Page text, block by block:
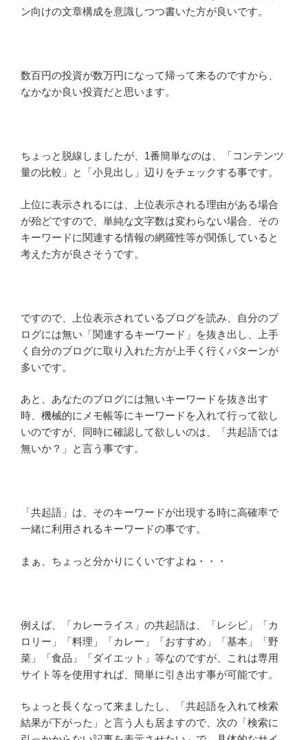
ン向けの文章構成を意識しつつ書いた方が良いです。
数百円の投資が数万円になって帰って来るのですから、
なかなか良い投資だと思います。
ちょっと脱線しましたが、1番簡単なのは、「コンテンツ
量の比較」と「小見出し」辺りをチェックする事です。
上位に表示されるには、上位表示される理由がある場合
が殆どですので、単純な文字数は変わらない場合、その
キーワードに関連する情報の網羅性等が関係していると
考えた方が良さそうです。
ですので、上位表示されているブログを読み、自分のブ
ログには無い「関連するキーワード」を抜き出し、上手
く自分のブログに取り入れた方が上手く行くパターンが
多いです。
あと、あなたのブログには無いキーワードを抜き出す
時、機械的にメモ帳等にキーワードを入れて行って欲し
いのですが、同時に確認して欲しいのは、「共起語では
無いか？」と言う事です。
「共起語」は、そのキーワードが出現する時に高確率で
一緒に利用されるキーワードの事です。
まぁ、ちょっと分かりにくいですよね・・・
例えば、「カレーライス」の共起語は、「レシピ」「カ
ロリー」「料理」「カレー」「おすすめ」「基本」「野
菜」「食品」「ダイエット」等なのですが、これは専用
サイト等を使用すれば、簡単に引き出す事が可能です。
ちょっと長くなって来ましたし、「共起語を入れて検索
結果が下がった」と言う人も居ますので、次の「検索に